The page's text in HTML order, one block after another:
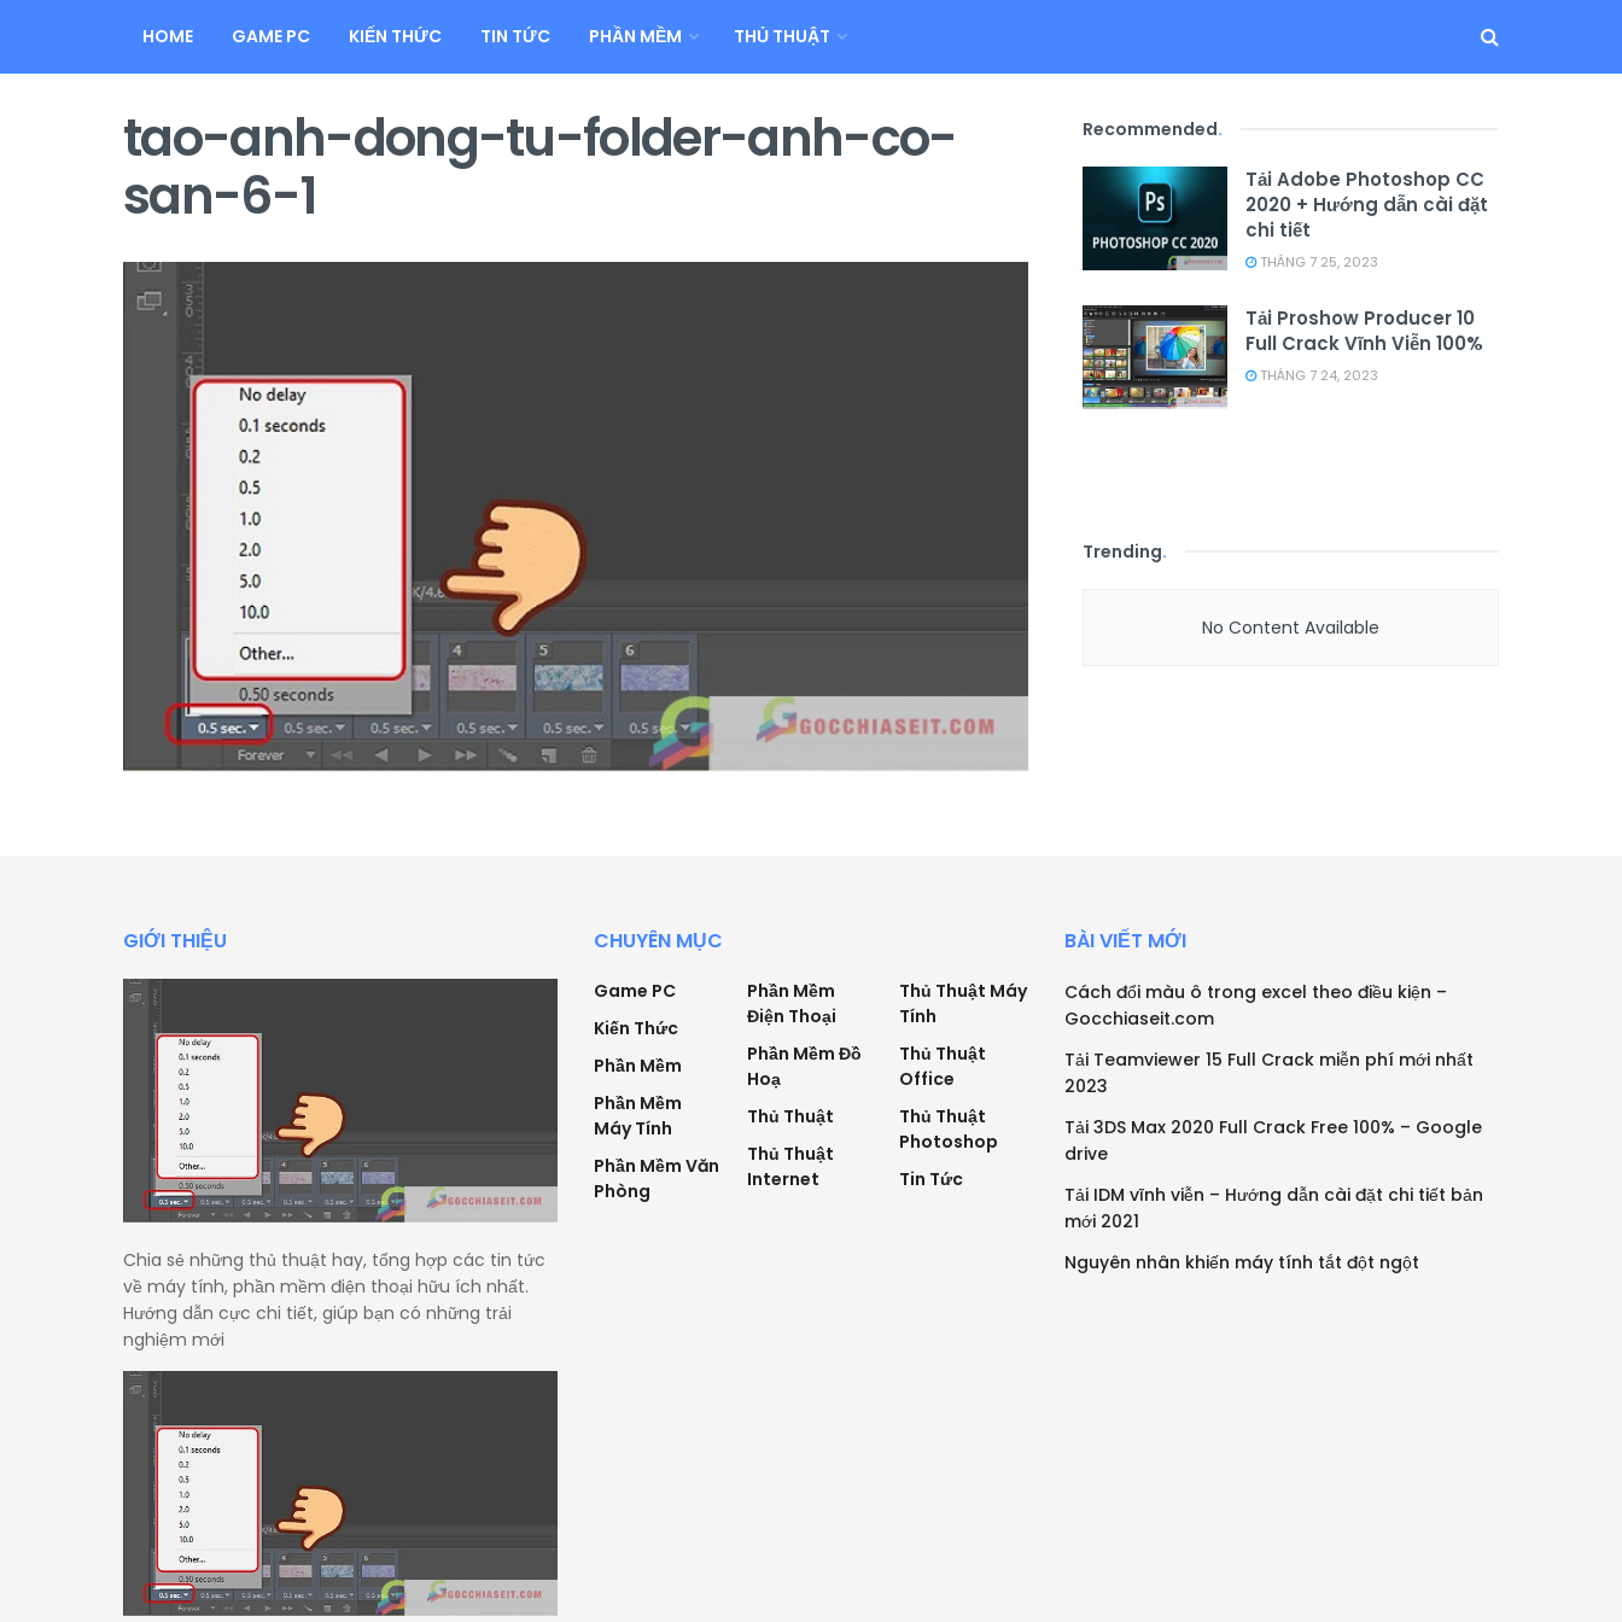
HOME GAME PC KIẾN THỨC TIN TỨC PHẦN MỀM THỦ THUẬT
tao-anh-dong-tu-folder-anh-co-
san-6-1
Recommended.
Tải Adobe Photoshop CC
2020 + Hướng dẫn cài đặt
chi tiết
THÁNG 7 25, 2023
Tải Proshow Producer 10
Full Crack Vĩnh Viễn 100%
THÁNG 7 24, 2023
Trending.
No Content Available
GIỚI THIỆU
Chia sẻ những thủ thuật hay, tổng hợp các tin tức
về máy tính, phần mềm điện thoại hữu ích nhất.
Hướng dẫn cực chi tiết, giúp bạn có những trải
nghiệm mới
CHUYÊN MỤC
Game PC
Kiến Thức
Phần Mềm
Phần Mềm
Máy Tính
Phần Mềm Văn
Phòng
Phần Mềm
Điện Thoại
Phần Mềm Đồ
Hoạ
Thủ Thuật
Thủ Thuật
Internet
Thủ Thuật Máy
Tính
Thủ Thuật
Office
Thủ Thuật
Photoshop
Tin Tức
BÀI VIẾT MỚI
Cách đổi màu ô trong excel theo điều kiện –
Gocchiaseit.com
Tải Teamviewer 15 Full Crack miễn phí mới nhất
2023
Tải 3DS Max 2020 Full Crack Free 100% – Google
drive
Tải IDM vĩnh viễn – Hướng dẫn cài đặt chi tiết bản
mới 2021
Nguyên nhân khiến máy tính tắt đột ngột